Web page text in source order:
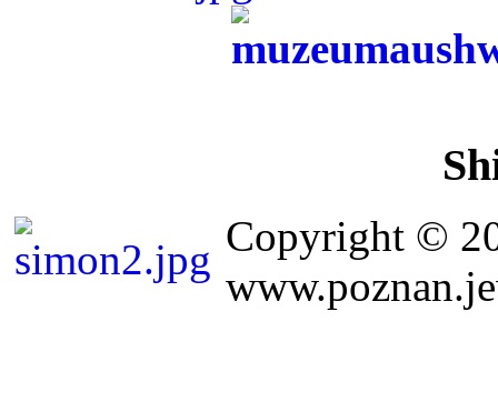
Copyright ©